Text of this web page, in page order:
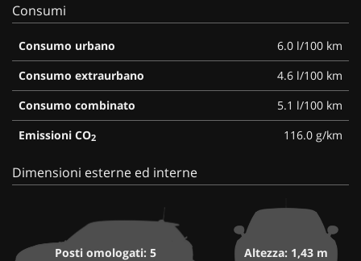
Consumi
Consumo urbano
6.0 l/100 km
Consumo extraurbano
4.6 l/100 km
Consumo combinato
5.1 l/100 km
Emissioni CO2 116.0 g/km
Dimensioni esterne ed interne
Posti omologati: 5 Altezza: 1,43 m